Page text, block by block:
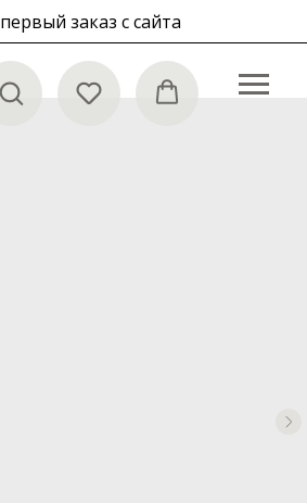
заказ с сайта